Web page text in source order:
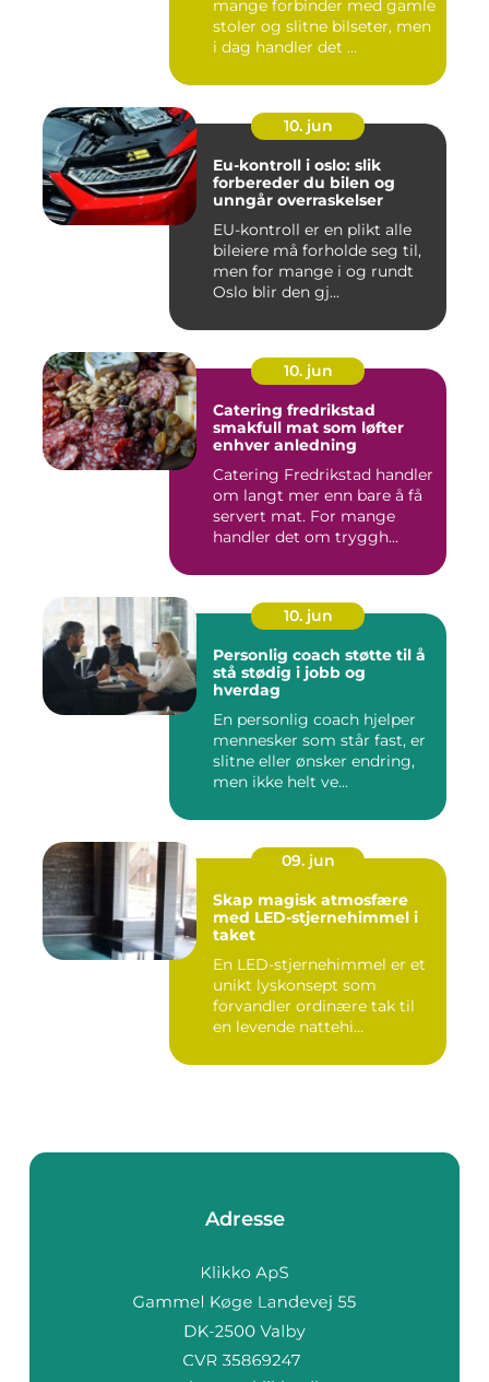
mange forbinder med gamle
stoler og slitne bilseter, men
i dag handler det ...
10. jun
Eu-kontroll i oslo: slik
forbereder du bilen og
unngår overraskelser
EU-kontroll er en plikt alle
bileiere må forholde seg til,
men for mange i og rundt
Oslo blir den gj...
10. jun
Catering fredrikstad
smakfull mat som løfter
enhver anledning
Catering Fredrikstad handler
om langt mer enn bare å få
servert mat. For mange
handler det om tryggh...
10. jun
Personlig coach støtte til å
stå stødig i jobb og
hverdag
En personlig coach hjelper
mennesker som står fast, er
slitne eller ønsker endring,
men ikke helt ve...
09. jun
Skap magisk atmosfære
med LED-stjernehimmel i
taket
En LED-stjernehimmel er et
unikt lyskonsept som
forvandler ordinære tak til
en levende nattehi...
Adresse